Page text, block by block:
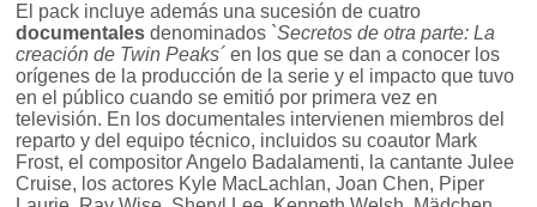
El pack incluye además una sucesión de cuatro
documentales denominados `Secretos de otra parte: La
creación de Twin Peaks´ en los que se dan a conocer los
orígenes de la producción de la serie y el impacto que tuvo
en el público cuando se emitió por primera vez en
televisión. En los documentales intervienen miembros del
reparto y del equipo técnico, incluidos su coautor Mark
Frost, el compositor Angelo Badalamenti, la cantante Julee
Cruise, los actores Kyle MacLachlan, Joan Chen, Piper